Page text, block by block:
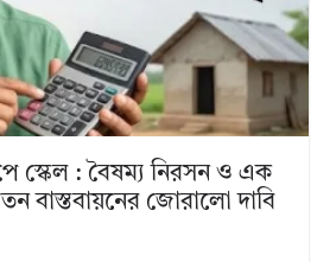
স্কেল : বৈষম্য নিরসন ও এক
বাস্তবায়নের জোরালো দাবি